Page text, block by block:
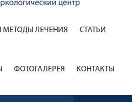
ЛЕЧЕНИЯ CТАТЬИ
ФОТОГАЛЕРЕЯ КОНТАКТЫ